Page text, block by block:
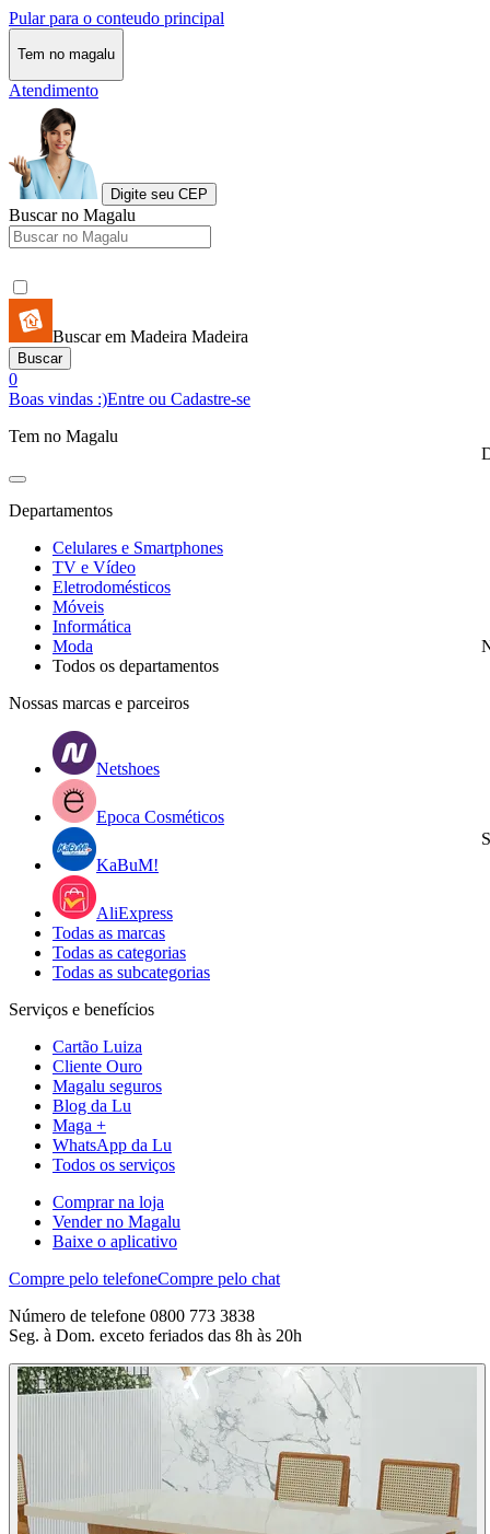
Pular para o conteudo principal
Tem no magalu
Atendimento
Digite seu CEP
Buscar no Magalu
Buscar em Madeira Madeira
Buscar
0
Boas vindas :)Entre ou Cadastre-se
Tem no Magalu
Departamentos
Celulares e Smartphones
TV e Vídeo
Eletrodomésticos
Móveis
Informática
Moda
Todos os departamentos
Nossas marcas e parceiros
Netshoes
Epoca Cosméticos
KaBuM!
AliExpress
Todas as marcas
Todas as categorias
Todas as subcategorias
Serviços e benefícios
Cartão Luiza
Cliente Ouro
Magalu seguros
Blog da Lu
Maga +
WhatsApp da Lu
Todos os serviços
Comprar na loja
Vender no Magalu
Baixe o aplicativo
Compre pelo telefoneCompre pelo chat
Número de telefone 0800 773 3838
Seg. à Dom. exceto feriados das 8h às 20h